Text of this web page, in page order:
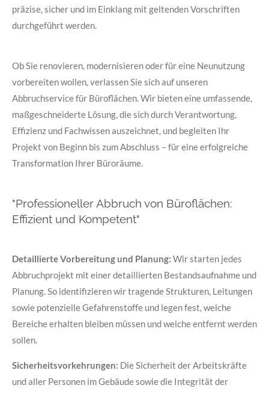
präzise, sicher und im Einklang mit geltenden Vorschriften
durchgeführt werden.
Ob Sie renovieren, modernisieren oder für eine Neunutzung
vorbereiten wollen, verlassen Sie sich auf unseren
Abbruchservice für Büroflächen. Wir bieten eine umfassende,
maßgeschneiderte Lösung, die sich durch Verantwortung,
Effizienz und Fachwissen auszeichnet, und begleiten Ihr
Projekt von Beginn bis zum Abschluss – für eine erfolgreiche
Transformation Ihrer Büroräume.
"Professioneller Abbruch von Büroflächen:
Effizient und Kompetent"
Detaillierte Vorbereitung und Planung: Wir starten jedes
Abbruchprojekt mit einer detaillierten Bestandsaufnahme und
Planung. So identifizieren wir tragende Strukturen, Leitungen
sowie potenzielle Gefahrenstoffe und legen fest, welche
Bereiche erhalten bleiben müssen und welche entfernt werden
sollen.
Sicherheitsvorkehrungen: Die Sicherheit der Arbeitskräfte
und aller Personen im Gebäude sowie die Integrität der